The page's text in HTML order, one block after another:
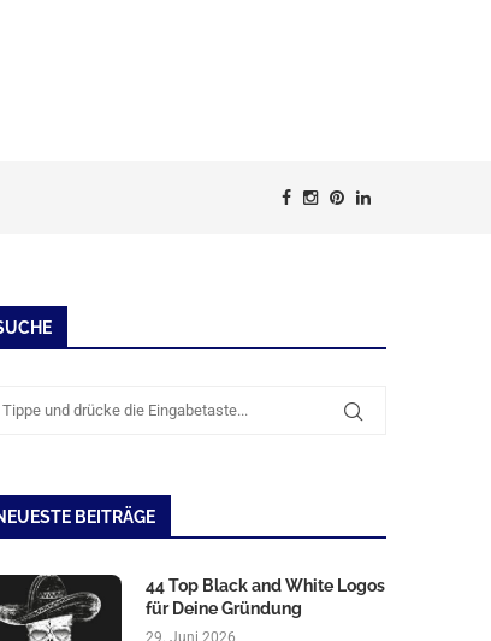
BEITRÄGE
44 Top Black and White Logos
für Deine Gründung
29. Juni 2026